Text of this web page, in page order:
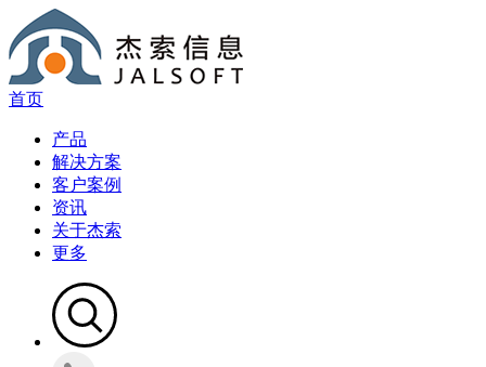
首页
产品
解决方案
客户案例
资讯
关于杰索
更多